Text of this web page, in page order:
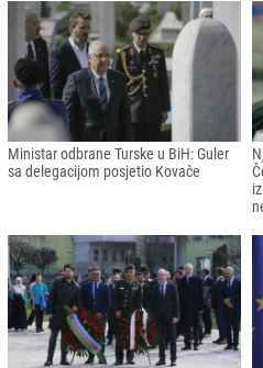
Ministar odbrane Turske u BiH: Guler
sa delegacijom posjetio Kovače